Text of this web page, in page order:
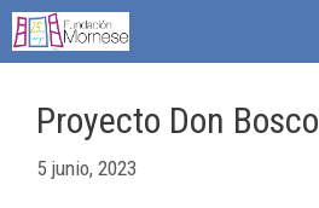
Proyecto Don Bosco
5 junio, 2023